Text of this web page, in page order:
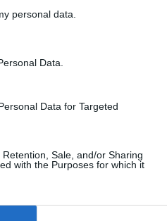
personal data.
Data.
Data for Targeted
Sale, and/or Sharing
with the Purposes for which it
«Ζυγός FM 100»,
κυκλοφορεί στα μέσα
με έναν 20χρονο.
ο νεαρός πριν από